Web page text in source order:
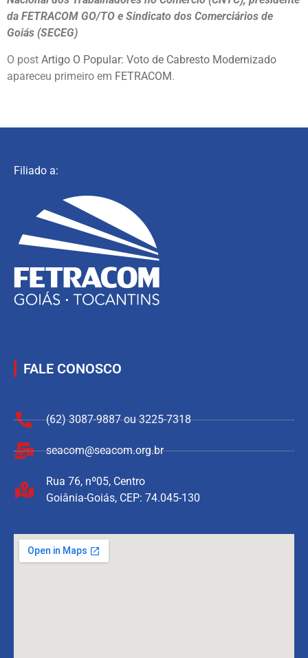
da FETRACOM GO/TO e Sindicato dos Comerciários de
Goiás (SECEG)
O post Artigo O Popular: Voto de Cabresto Modernizado
apareceu primeiro em FETRACOM.
Filiado a:
FALE CONOSCO
(62) 3087-9887 ou 3225-7318
seacom@seacom.org.br
Rua 76, nº05, Centro
Goiânia-Goiás, CEP: 74.045-130